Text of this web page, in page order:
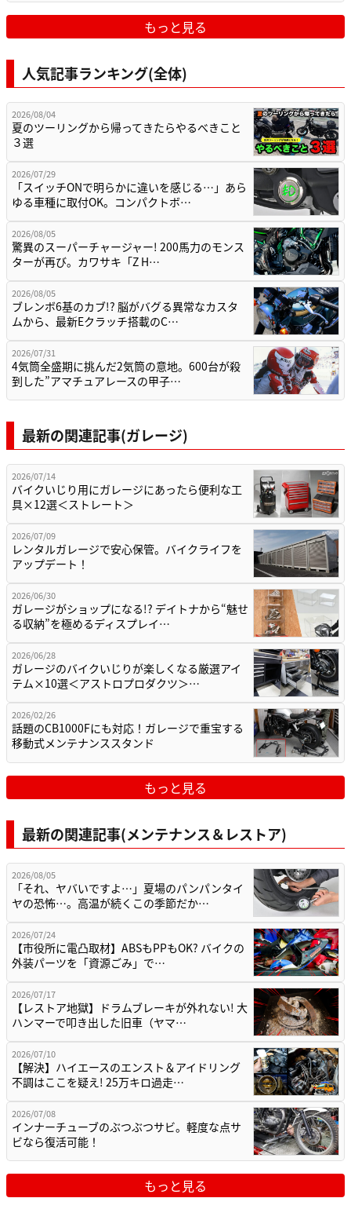
もっと見る
人気記事ランキング(全体)
2026/08/04
夏のツーリングから帰ってきたらやるべきこと
３選
2026/07/29
「スイッチONで明らかに違いを感じる…」あら
ゆる車種に取付OK。コンパクトボ…
2026/08/05
驚異のスーパーチャージャー! 200馬力のモンス
ターが再び。カワサキ「Z H…
2026/08/05
ブレンボ6基のカブ!? 脳がバグる異常なカスタ
ムから、最新Eクラッチ搭載のC…
2026/07/31
4気筒全盛期に挑んだ2気筒の意地。600台が殺
到した”アマチュアレースの甲子…
最新の関連記事(ガレージ)
2026/07/14
バイクいじり用にガレージにあったら便利な工
具×12選＜ストレート＞
2026/07/09
レンタルガレージで安心保管。バイクライフを
アップデート！
2026/06/30
ガレージがショップになる!? デイトナから“魅せ
る収納”を極めるディスプレイ…
2026/06/28
ガレージのバイクいじりが楽しくなる厳選アイ
テム×10選＜アストロプロダクツ＞…
2026/02/26
話題のCB1000Fにも対応！ガレージで重宝する
移動式メンテナンススタンド
もっと見る
最新の関連記事(メンテナンス＆レストア)
2026/08/05
「それ、ヤバいですよ…」夏場のパンパンタイ
ヤの恐怖…。高温が続くこの季節だか…
2026/07/24
【市役所に電凸取材】ABSもPPもOK? バイクの
外装パーツを「資源ごみ」で…
2026/07/17
【レストア地獄】ドラムブレーキが外れない! 大
ハンマーで叩き出した旧車（ヤマ…
2026/07/10
【解決】ハイエースのエンスト＆アイドリング
不調はここを疑え! 25万キロ過走…
2026/07/08
インナーチューブのぶつぶつサビ。軽度な点サ
ビなら復活可能！
もっと見る